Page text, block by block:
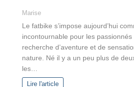
Marise
Le fatbike s’impose aujourd’hui
incontournable pour les passionnés
recherche d’aventure et de
nature. Né il y a un peu plus de
les…
Lire l'article